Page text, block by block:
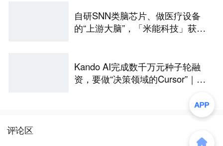
自研SNN类脑芯片、做医疗设备
的“上游大脑”，「米能科技」获数
Kando AI完成数千万元种子轮融
资，要做“决策领域的Cursor”｜涌
评论区